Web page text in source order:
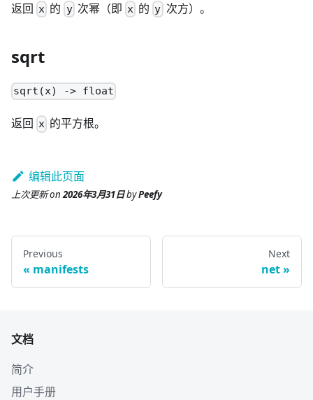
返回 x 的 y次幂（即 x 的 y次方）。
sqrt
sqrt(x) -> float
返回 x 的平方根。
编辑此页面
上次更新on2026年3月31日byPeefy
Previous
manifests
Next
net
文档
简介
用户手册